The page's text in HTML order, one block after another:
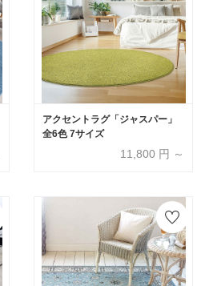
アクセントラグ「ジャスパー」
全6色 7サイズ
11,800 円 ～